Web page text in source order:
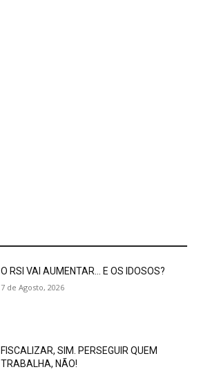
O RSI VAI AUMENTAR… E OS IDOSOS?
7 de Agosto, 2026
FISCALIZAR, SIM. PERSEGUIR QUEM
TRABALHA, NÃO!